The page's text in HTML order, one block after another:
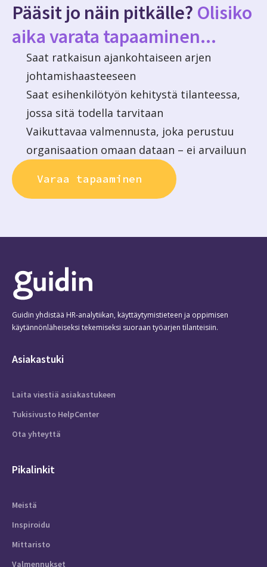
Pääsit jo näin pitkälle? Olisiko
aika varata tapaaminen...
Saat ratkaisun ajankohtaiseen arjen
johtamishaasteeseen
Saat esihenkilötyön kehitystä tilanteessa,
jossa sitä todella tarvitaan
Vaikuttavaa valmennusta, joka perustuu
organisaation omaan dataan – ei arvailuun
Varaa tapaaminen
Guidin yhdistää HR-analytiikan, käyttäytymistieteen ja oppimisen
käytännönläheiseksi tekemiseksi suoraan työarjen tilanteisiin.
Asiakastuki
Laita viestiä asiakastukeen
Tukisivusto HelpCenter
Ota yhteyttä
Pikalinkit
Meistä
Inspiroidu
Mittaristo
Valmennukset